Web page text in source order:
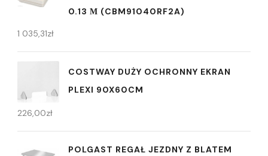
0.13 Μ (CBM91040RF2A)
1 035,31zł
COSTWAY DUŻY OCHRONNY EKRAN
PLEXI 90X60CM
226,00zł
POLGAST REGAŁ JEZDNY Z BLATEM